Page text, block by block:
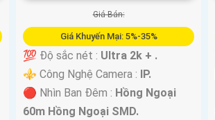
Giá Bán:
Giá Khuyến Mại: 5%-35%
💯 Độ sắc nét : Ultra 2k + .
⚜️ Công Nghệ Camera : IP.
🔴 Nhìn Ban Đêm : Hồng Ngoại
60m Hồng Ngoại SMD.